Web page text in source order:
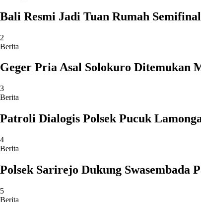
Bali Resmi Jadi Tuan Rumah
2
Berita
Geger Pria Asal Solokuro Ditemukan
3
Berita
Patroli Dialogis Polsek Pucuk
4
Berita
Polsek Sarirejo Dukung Swasembada
5
Berita